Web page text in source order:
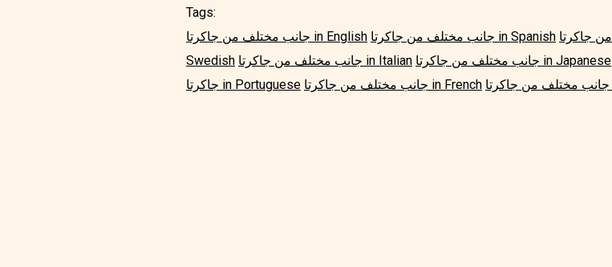
Tags:
جانب مختلف من جاكرتا in English
جانب مختلف من جاكرتا in Spanish
Swedish
جانب مختلف من جاكرتا in Italian جانب مختلف من جاكرتا in Japanese
جاكرتا in Portuguese
جانب مختلف من جاكرتا in French